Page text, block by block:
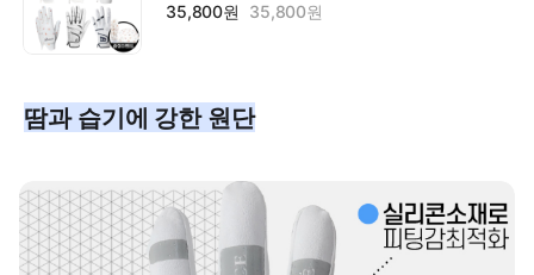
35,800원 35,800원
땀과 습기에 강한 원단